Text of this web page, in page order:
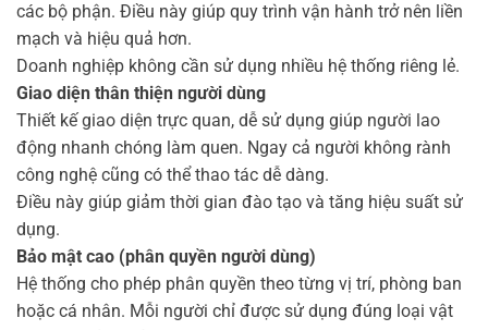
các bộ phận. Điều này giúp quy trình vận hành trở nên liền
mạch và hiệu quả hơn.
Doanh nghiệp không cần sử dụng nhiều hệ thống riêng lẻ.
Giao diện thân thiện người dùng
Thiết kế giao diện trực quan, dễ sử dụng giúp người lao
động nhanh chóng làm quen. Ngay cả người không rành
công nghệ cũng có thể thao tác dễ dàng.
Điều này giúp giảm thời gian đào tạo và tăng hiệu suất sử
dụng.
Bảo mật cao (phân quyền người dùng)
Hệ thống cho phép phân quyền theo từng vị trí, phòng ban
hoặc cá nhân. Mỗi người chỉ được sử dụng đúng loại vật